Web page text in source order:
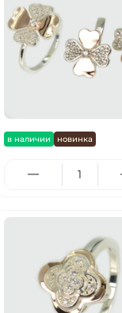
в наличии новинка